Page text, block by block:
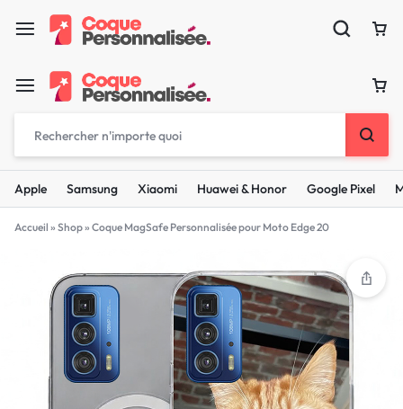
Apple Samsung Xiaomi Huawei & Honor Google Pixel
Accueil » Shop» Coque MagSafe Personnalisée pour Moto Edge 20